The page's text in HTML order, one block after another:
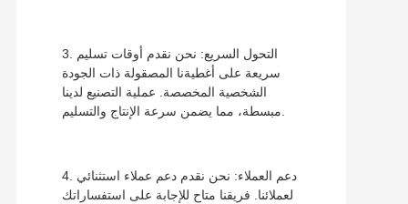
3. التحول السريع: نحن نقدم أوقات تسليم
سريعة على أغطيةنا المصقولة ذات الجودة
الشخصية المخصصة. عملية التصنيع لدينا
4. دعم العملاء: نحن نقدم دعم عملاء استثنائي
لعملائنا. فريقنا متاح للإجابة على استفساراتك